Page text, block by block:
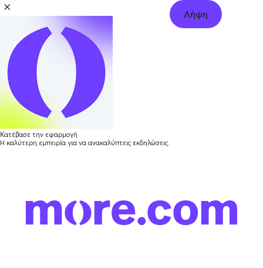
Κατέβασε την εφαρμογή
Η καλύτερη εμπειρία για να ανακαλύπτεις εκδηλώσεις.
Λήψη